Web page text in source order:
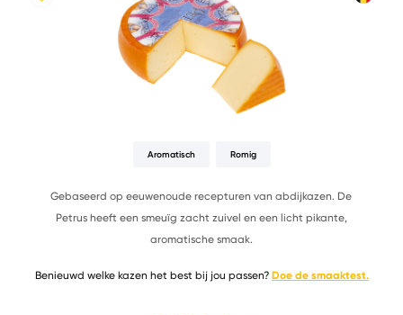
Aromatisch Romig
Gebaseerd op eeuwenoude recepturen van abdijkazen. De
Petrus heeft een smeuïg zacht zuivel en een licht pikante,
aromatische smaak.
Benieuwd welke kazen het best bij jou passen? Doe de smaaktest.